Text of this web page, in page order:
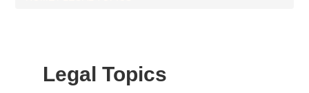
Legal Topics